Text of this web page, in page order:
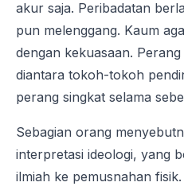
akur saja. Peribadatan
pun melenggang. Kaum
dengan kekuasaan.
diantara tokoh-tokoh
perang singkat selama
Sebagian orang
interpretasi ideologi, yang
ilmiah ke pemusnahan